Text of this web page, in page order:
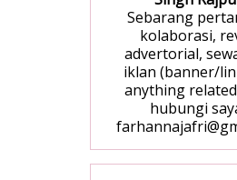
Sebarang
kolaborasi,
advertorial,
iklan (banner/
anything
hubungi